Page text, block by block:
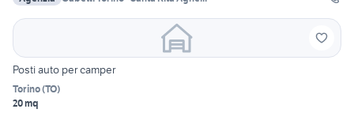
Posti auto per camper
Torino(TO)
20 mq